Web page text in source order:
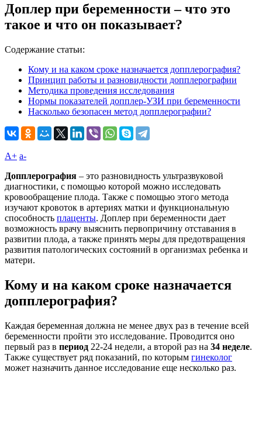
Доплер при беременности – что это
такое и что он показывает?
Содержание статьи:
Кому и на каком сроке назначается допплерография?
Принцип работы и разновидности допплерографии
Методика проведения исследования
Нормы показателей допплер-УЗИ при беременности
Насколько безопасен метод допплерографии?
A+ а-
Допплерография – это разновидность ультразвуковой
диагностики, с помощью которой можно исследовать
кровообращение плода. Также с помощью этого метода
изучают кровоток в артериях матки и функциональную
способность плаценты. Доплер при беременности дает
возможность врачу выяснить первопричину отставания в
развитии плода, а также принять меры для предотвращения
развития патологических состояний в организмах ребенка и
матери.
Кому и на каком сроке назначается
допплерография?
Каждая беременная должна не менее двух раз в течение всей
беременности пройти это исследование. Проводится оно
первый раз в период 22-24 недели, а второй раз на 34 неделе.
Также существует ряд показаний, по которым гинеколог
может назначить данное исследование еще несколько раз.